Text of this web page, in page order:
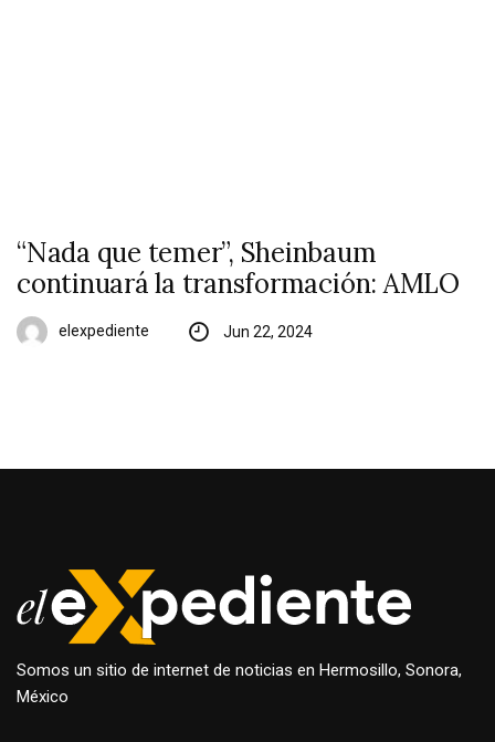
“Nada que temer”, Sheinbaum
continuará la transformación: AMLO
elexpediente Jun 22, 2024
Somos un sitio de internet de noticias en Hermosillo, Sonora,
México